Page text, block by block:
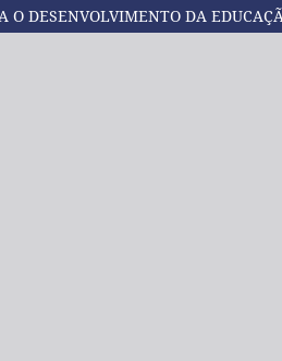
O DESENVOLVIMENTO DA